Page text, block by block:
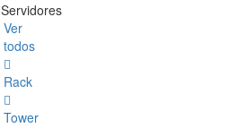
Servidores
Ver
todos
Rack
Tower